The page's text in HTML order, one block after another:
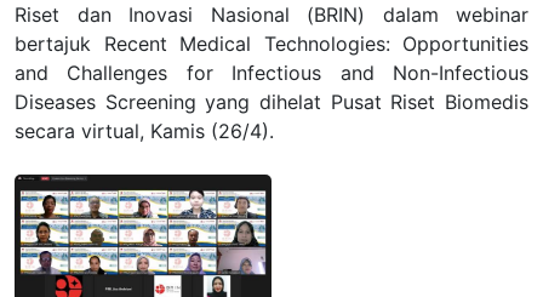
Riset dan Inovasi Nasional (BRIN) dalam webinar
bertajuk Recent Medical Technologies: Opportunities
and Challenges for Infectious and Non-Infectious
Diseases Screening yang dihelat Pusat Riset Biomedis
secara virtual, Kamis (26/4).